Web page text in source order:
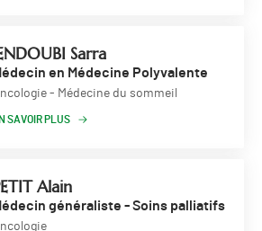
Sarra
en Médecine Polyvalente
- Médecine du sommeil
SAVOIR PLUS
Alain
généraliste - Soins palliatifs